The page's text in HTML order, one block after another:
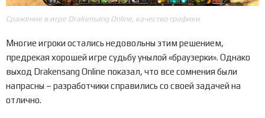
Сражение в игре Drakensang Online, качество графики
Многие игроки остались недовольны этим решением,
предрекая хорошей игре судьбу унылой «браузерки». Однако
выход Drakensang Online показал, что все сомнения были
напрасны – разработчики справились со своей задачей на
отлично.